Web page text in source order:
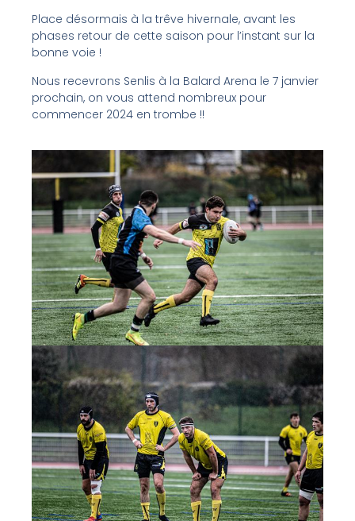
Place désormais à la trêve hivernale, avant les
phases retour de cette saison pour l’instant sur la
bonne voie !
Nous recevrons Senlis à la Balard Arena le 7 janvier
prochain, on vous attend nombreux pour
commencer 2024 en trombe !!